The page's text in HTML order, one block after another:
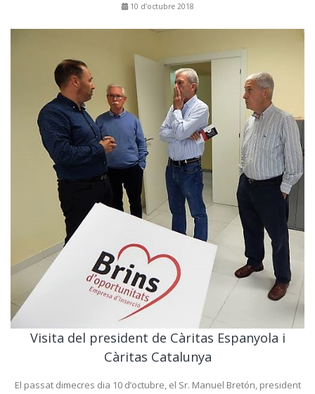
10 d’octubre 2018
Visita del president de Càritas Espanyola i
Càritas Catalunya
El passat dimecres dia 10 d’octubre, el Sr. Manuel Bretón, president